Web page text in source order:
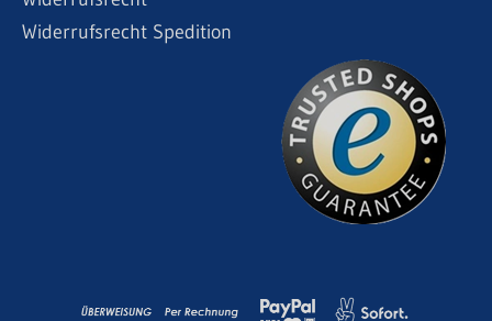
Widerrufsrecht Spedition